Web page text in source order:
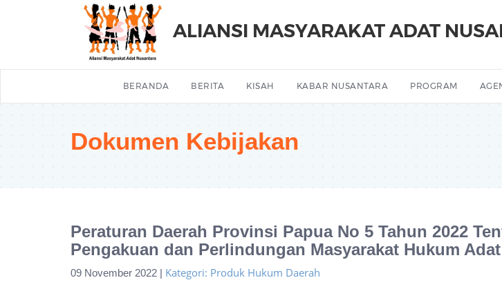
ALIANSI MASYARAKAT ADAT
BERANDA BERITA KISAH KABAR NUSANTARA PROGRAM
Dokumen Kebijakan
Peraturan Daerah Provinsi Papua No 5 Tahun 2022
Pengakuan dan Perlindungan Masyarakat Hukum Adat
09 November 2022 | Kategori: Produk Hukum Daerah